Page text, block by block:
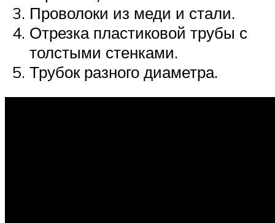
Проволоки из меди и стали.
Отрезка пластиковой трубы с
толстыми стенками.
Трубок разного диаметра.